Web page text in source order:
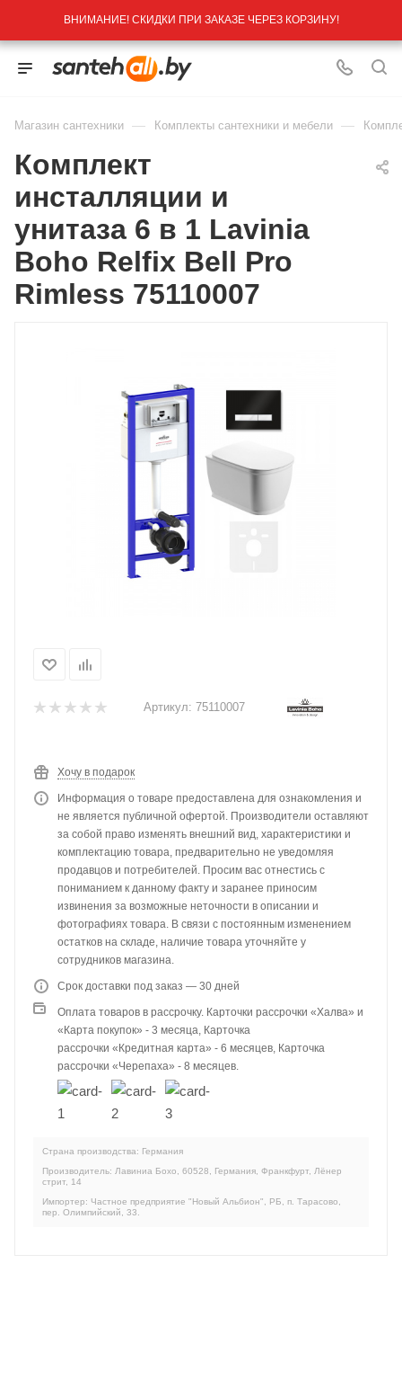
ВНИМАНИЕ! СКИДКИ ПРИ ЗАКАЗЕ ЧЕРЕЗ КОРЗИНУ!
Магазин сантехники — Комплекты сантехники и мебели —
Комплект
инсталляции и
унитаза 6 в 1 Lavinia
Boho Relfix Bell Pro
Rimless 75110007
Артикул: 75110007
Хочу в подарок
Информация о товаре предоставлена для ознакомления и
не является публичной офертой. Производители оставляют
за собой право изменять внешний вид, характеристики и
комплектацию товара, предварительно не уведомляя
продавцов и потребителей. Просим вас отнестись с
пониманием к данному факту и заранее приносим
извинения за возможные неточности в описании и
фотографиях товара. В связи с постоянным изменением
остатков на складе, наличие товара уточняйте у
сотрудников магазина.
Срок доставки под заказ — 30 дней
Оплата товаров в рассрочку. Карточки рассрочки «Халва» и
«Карта покупок» - 3 месяца, Карточка
рассрочки «Кредитная карта» - 6 месяцев, Карточка
рассрочки «Черепаха» - 8 месяцев.
Страна производства: Германия
Производитель: Лавиниа Бохо, 60528, Германия, Франкфурт, Лёнер
стрит, 14
Импортер: Частное предприятие "Новый Альбион", РБ, п. Тарасово,
пер. Олимпийский, 33.